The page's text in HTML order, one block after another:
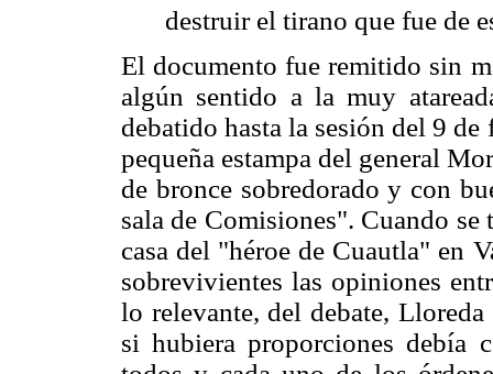
destruir el tirano que fue de
El documento fue remitido sin
algún sentido a la muy
debatido hasta la sesión del 9
pequeña estampa del general
de bronce sobredorado y con
sala de Comisiones". Cuando
casa del "héroe de Cuautla" en
sobrevivientes las opiniones
lo relevante, del debate,
si hubiera proporciones debía